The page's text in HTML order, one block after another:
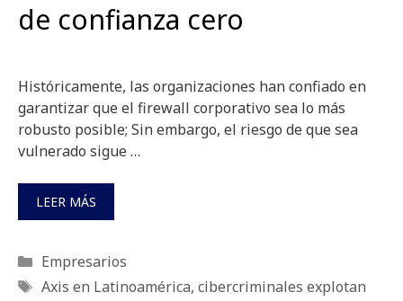
de confianza cero
Históricamente, las organizaciones han confiado en
garantizar que el firewall corporativo sea lo más
robusto posible; Sin embargo, el riesgo de que sea
vulnerado sigue …
LEER MÁS
Categorías
Empresarios
Etiquetas
Axis en Latinoamérica, cibercriminales explotan